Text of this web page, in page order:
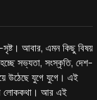
আবার, এমন কিছু বিষয়
সভ্যতা, সংস্কৃতি, দেশ-
উঠেছে যুগে যুগে। এই
লোককথা। আর এই